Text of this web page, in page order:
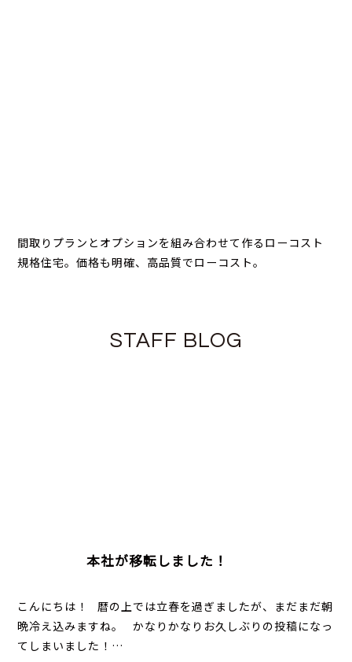
間取りプランとオプションを組み合わせて作るローコスト
規格住宅。価格も明確、高品質でローコスト。
STAFF BLOG
本社が移転しました！
こんにちは！ 暦の上では立春を過ぎましたが、まだまだ朝
晩冷え込みますね。 かなりかなりお久しぶりの投稿になっ
てしまいました！…